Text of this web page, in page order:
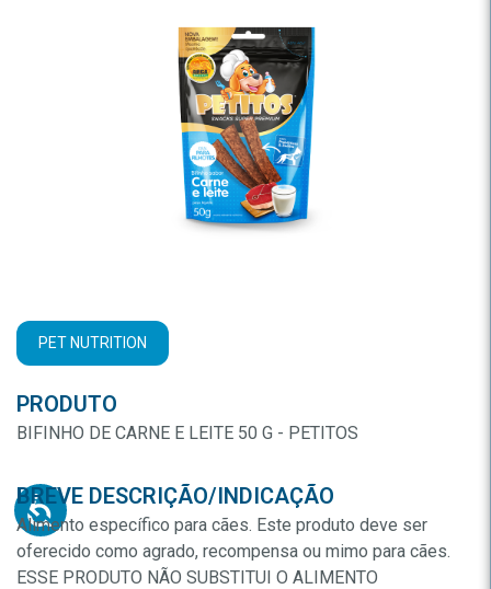
PET NUTRITION
PRODUTO
BIFINHO DE CARNE E LEITE 50 G - PETITOS
BREVE DESCRIÇÃO/INDICAÇÃO
Alimento específico para cães. Este produto deve ser
oferecido como agrado, recompensa ou mimo para cães.
ESSE PRODUTO NÃO SUBSTITUI O ALIMENTO